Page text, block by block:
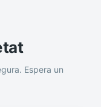
Espera un